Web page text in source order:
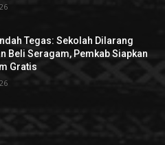
Tegas: Sekolah Dilarang
Beli Seragam, Pemkab Siapkan
Gratis